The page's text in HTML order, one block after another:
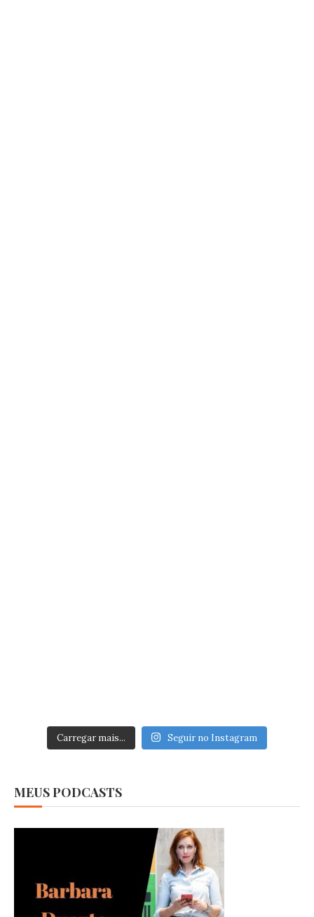
Carregar mais... Seguir no Instagram
MEUS PODCASTS